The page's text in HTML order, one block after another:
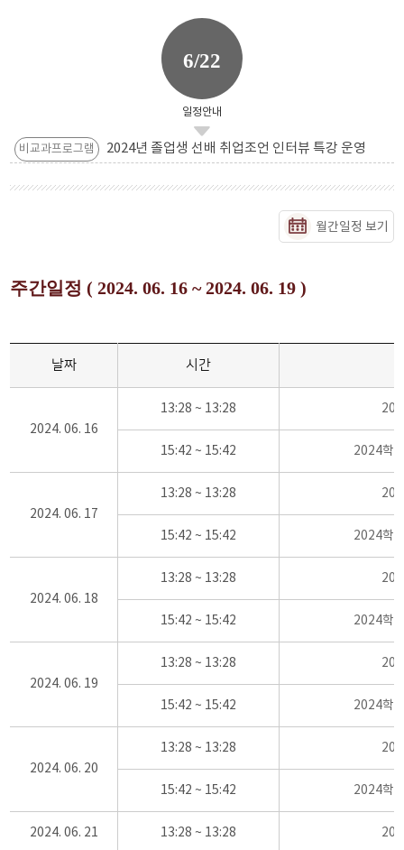
6/22
일정안내
비교과프로그램 2024년 졸업생 선배 취업조언 인터뷰 특강 운영
월간일정 보기
주간일정 ( 2024. 06. 16 ~ 2024. 06. 19 )
날짜 시간
2024. 06. 16
13:28 ~ 13:28
15:42 ~ 15:42 2024학
2024. 06. 17
13:28 ~ 13:28
15:42 ~ 15:42 2024학
2024. 06. 18
13:28 ~ 13:28
15:42 ~ 15:42 2024학
2024. 06. 19
13:28 ~ 13:28
15:42 ~ 15:42 2024학
2024. 06. 20
13:28 ~ 13:28
15:42 ~ 15:42 2024학
2024. 06. 21 13:28 ~ 13:28